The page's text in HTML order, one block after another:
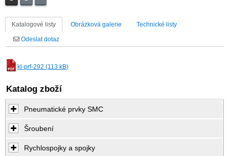
Katalogové listy Obrázková galerie Technické listy
Odeslat dotaz
kl-prf-292 (113 kB)
Katalog zboží
Pneumatické prvky SMC
Šroubení
Rychlospojky a spojky